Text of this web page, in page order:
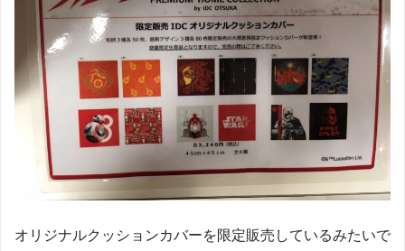
オリジナルクッションカバーを限定販売しているみたいで